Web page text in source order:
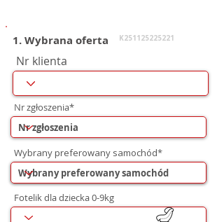
1. Wybrana oferta K251125225221
Nr klienta
Nr zgłoszenia*
Wybrany preferowany samochód*
Fotelik dla dziecka 0-9kg